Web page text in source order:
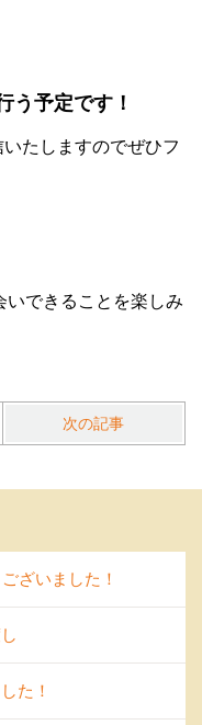
う予定です！
たしますのでぜひフ
いできることを楽しみ
次の記事
ざいました！
た！